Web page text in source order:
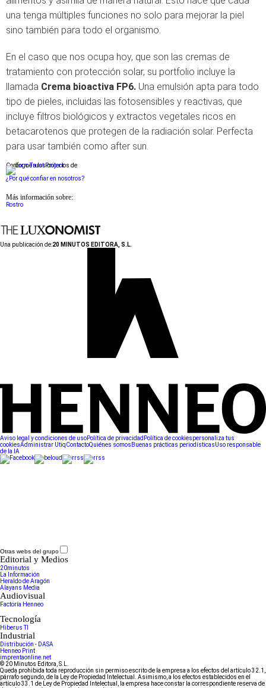
una tenga múltiples funciones no solo para mejorar la piel
sino también para todo el organismo.
En el caso que nos ocupa hoy, que son las cremas de
tratamiento con protección solar, su portfolio incluye la
llamada Crema bioactiva FP6. Una emulsión apta para todo
tipo de pieles, incluidas las fotosensibles y reactivas, que
incluye filtros biológicos y extractos vegetales ricos en
betacarotenos que protegen de la radiación solar. Perfecta
para usar también como after sun.
Conforme a los criterios de
¿Por qué confiar en nosotros?
Más información sobre:
Rostro
Una publicación de:20 MINUTOS EDITORA, S.L.
Aviso legal y condiciones de usoPolítica de privacidad Política de cookiespersonaliza tus
cookiesAdministrar UtiqContactoQuiénes somos Buenas prácticas periodísticasUso responsable
de la IA
Otras webs del grupo
Editorial y Medios
20minutos
La Información
Heraldo de Aragón
Alayans Media
Audiovisual
Factoría Henneo
Tecnología
Hiberus TI
Industrial
Distribución - DASA
Henneo Print
imprentaonline.net
© 20 Minutos Editora, S.L.
Queda prohibida toda reproducción sin permiso escrito de la empresa a los efectos del artículo 32.1,
párrafo segundo, de la Ley de Propiedad Intelectual. Asimismo, a los efectos establecidos en el
artículo 33.1 de Ley de Propiedad Intelectual, la empresa hace constar la correspondiente reserva de